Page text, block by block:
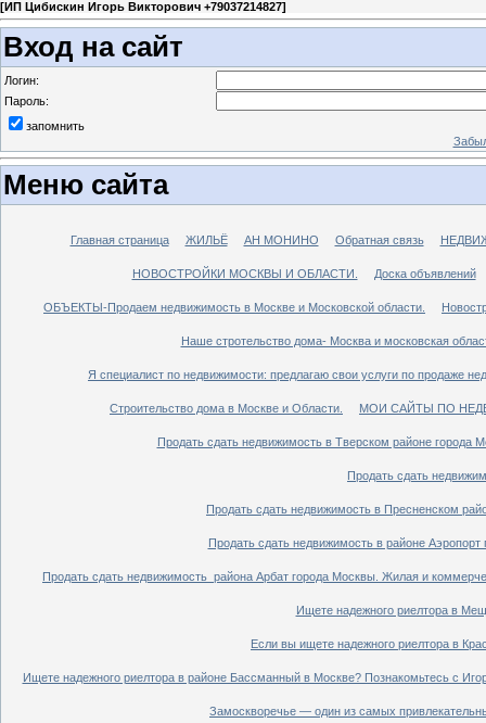
[ИП Цибискин Игорь Викторович +79037214827]
Вход на сайт
Логин:
Пароль:
запомнить
Меню сайта
Главная страница ЖИЛЬЁ АН МОНИНО Обратная связь
НОВОСТРОЙКИ МОСКВЫ И ОБЛАСТИ. Доска объявлений
ОБЪЕКТЫ-Продаем недвижимость в Москве и Московской области.
Наше стротельство дома- Москва и московская
Я специалист по недвижимости: предлагаю свои услуги по продаже
Строительство дома в Москве и Области. МОИ САЙТЫ ПО
Продать сдать недвижимость в Тверском районе города
Продать сдать
Продать сдать недвижимость в Пресненском
Продать сдать недвижимость в районе
Продать сдать недвижимость района Арбат города Москвы. Жилая и
Ищете надежного риелтора в
Если вы ищете надежного риелтора в
Ищете надежного риелтора в районе Бассманный в Москве? Познакомьтесь с
Замоскворечье — один из самых